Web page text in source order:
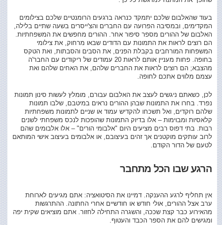
בעוד שהאלבום שלכם יתמקד כנראה ברגעים הרומנטיים שלכם בצילומים
המקדימים, ובמסיבה הפרועה עם החברים והצ'ייסרים בשעה שתיים בלילה,
האלבום של ההורים מספר סיפור אחר. ההורים מחפשים את המשפחתיות.
הם רוצים לראות את התמונות עם הדודים שבאו מרחוק, את צילומי
המשפחות המורחבים בקבלת הפנים, את הסבים והסבתות, ואת הטקס
בחופה. פחות מעניין אותם לראות 20 עמודים של ריקודים עם החבר'ה
מהצבא; הם רוצים לראות את החברים שלהם, את האחים שלהם ואת
עצמם מלווים אתכם לחופה.
לכן, כשאתם ניגשים לעצב את האלבום עבורם, מומלץ לעשות סינון תמונות
נפרד. בחרו את התמונות שבהן ההורים נראים במיטבם, שלבו תמונות
שלהם רוקדים, ואל תשכחו להקדיש עמוד או שניים לתמונות משפחתיות
קלאסיות ומבוימות – אלו בדיוק התמונות שהופכות לנכס משפחתי לשנים
רבות. בתי דפוס רבים מציעים היום "אלבומי הורים" – אלו אלבומים שהם
לרוב עותקים מוקטנים אך זהים בעיצובם, או אלבומים בעיצוב אישי המותאם
לטעם של הדור הקודם.
הרגע שבו הכל מתחבר
אין תחליף לרגע ההענקה. דמיינו את הסיטואציה: אתם מגיעים לארוחת
ערב אצל ההורים, אולי חודש או חודשיים אחרי החתונה. ההתרגשות
מהאירוע כבר קצת שככה, והשגרה התחילה לחזור. אתם מוציאים שקית יפה
ומגישים להם את הספר הכבד והעטוף.